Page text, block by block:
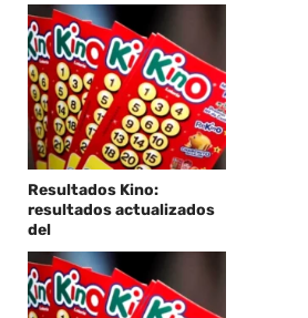
Resultados Kino:
resultados actualizados
del